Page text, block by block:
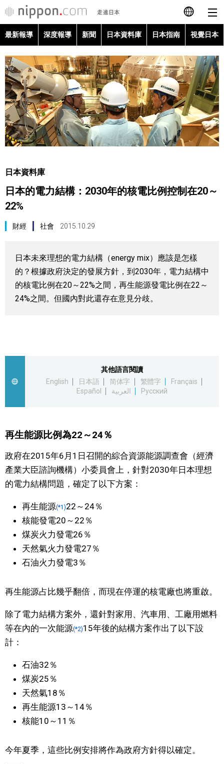
日本語
English
简体字
Français
Español
Русский
最新報導
深度報導
日本指南
臺灣香港
更多
政治外交
社會
財經
文化
生活
運動
教育
工作勞動
家庭
醫療健康
語言
東京
最新報導 深度報導 新聞 日本資料庫 日本指南 視覺日本
日本資料庫
日本的電力結構：2030年的核電比例控制在20～
22%
財經 社會 2015.10.29
日本未來理想的電力結構（energy mix）應該是怎樣
的？根據政府決定的發展方針，到2030年，電力結構中
的核電比例在20～22%之間，再生能源發電比例在22～
24%之間。但國內對此還存在意見分歧。
其他語言閱讀
English
日本語 简体字 繁體字
Français
Español
العربية Русский
再生能源比例為22～24％
政府在2015年6月1日召開的綜合資源能源調查會（經濟
產業大臣諮詢機構）小委員會上，針對2030年日本理想
的電力結構問題，確定了以下方案：
再生能源(*1)22～24％
核能發電20～22％
煤炭火力發電26％
天然氣火力發電27％
石油火力發電3％
再生能源占比幾乎翻倍，而現在停運的核電廠也將重啟。
除了電力結構方案外，還針對家用、汽車用、工廠用燃料
等在內的一次能源(*2)15年後的結構方案作出了以下設
計：
石油32％
煤炭25％
天然氣18％
再生能源13～14％
核能10～11％
今年夏季，這些比例安排將作為政府方針得以確定。